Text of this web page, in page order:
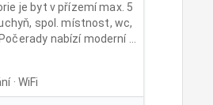
je byt v přízemí max. 5
spol. místnost, wc,
nabízí moderní a
peníze za dojíždění.
· WiFi